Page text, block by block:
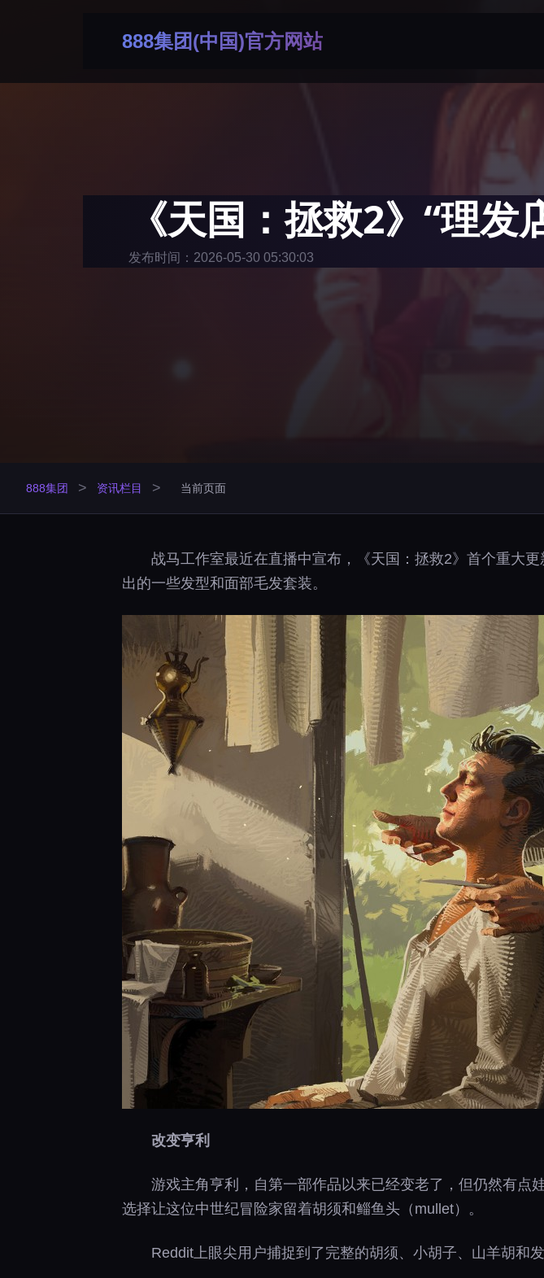
888集团(中国)官方网站
《天国：拯救2》“理
发布时间：2026-05-30 05:30:03
888集团 > 资讯栏目 > 当前页面
战马工作室最近在直播中宣布，《天国：拯救2》首个重大
出的一些发型和面部毛发套装。
改变亨利
游戏主角亨利，自第一部作品以来已经变老了，但仍然有点
选择让这位中世纪冒险家留着胡须和鲻鱼头（mullet）。
Reddit上眼尖用户捕捉到了完整的胡须、小胡子、山羊胡和发